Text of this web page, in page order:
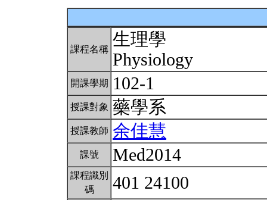
課程名稱 生理學
Physiology
開課學期 102-1
授課對象 藥學系
授課教師 余佳慧
課號 Med2014
課程識別
碼
401 24100